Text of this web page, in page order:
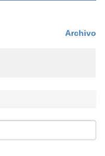
Archivo